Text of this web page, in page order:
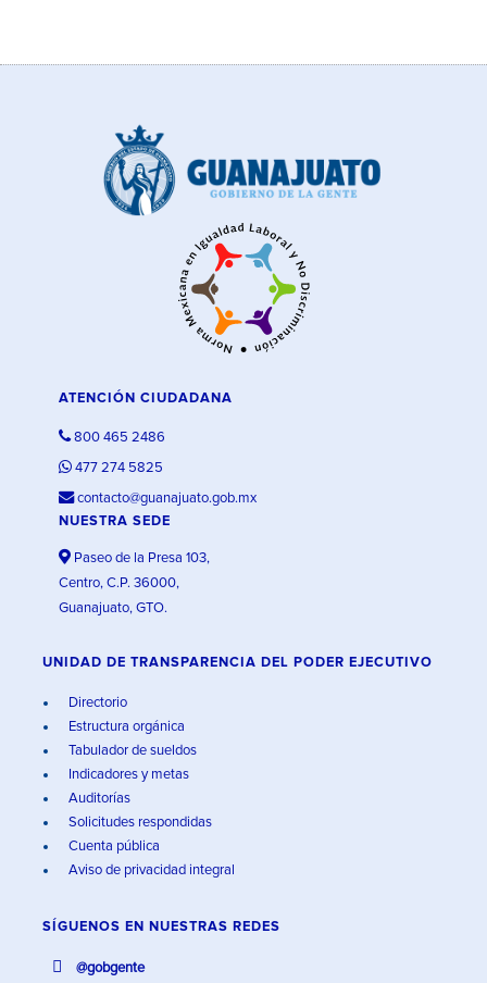
ATENCIÓN CIUDADANA
800 465 2486
477 274 5825
contacto@guanajuato.gob.mx
NUESTRA SEDE
Paseo de la Presa 103,
Centro, C.P. 36000,
Guanajuato, GTO.
UNIDAD DE TRANSPARENCIA DEL PODER EJECUTIVO
Directorio
Estructura orgánica
Tabulador de sueldos
Indicadores y metas
Auditorías
Solicitudes respondidas
Cuenta pública
Aviso de privacidad integral
SÍGUENOS EN NUESTRAS REDES
@gobgente